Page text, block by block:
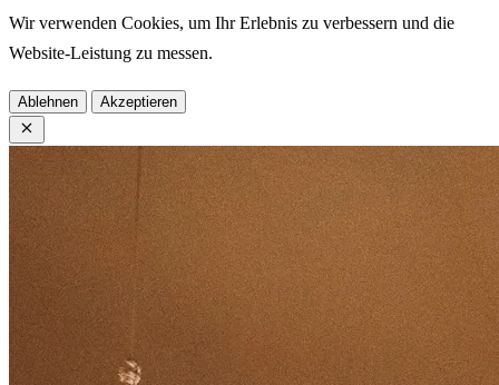
Wir verwenden Cookies, um Ihr Erlebnis zu verbessern und die
Website-Leistung zu messen.
Ablehnen Akzeptieren